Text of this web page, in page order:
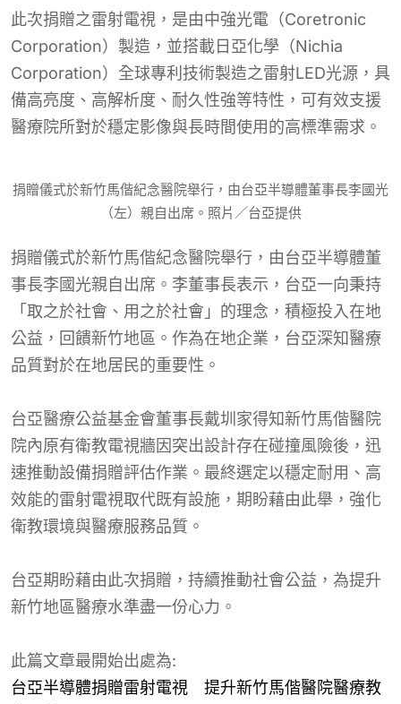
此次捐贈之雷射電視，是由中強光電（Coretronic
Corporation）製造，並搭載日亞化學（Nichia
Corporation）全球專利技術製造之雷射LED光源，具
備高亮度、高解析度、耐久性強等特性，可有效支援
醫療院所對於穩定影像與長時間使用的高標準需求。
捐贈儀式於新竹馬偕紀念醫院舉行，由台亞半導體董事長李國光
（左）親自出席。照片／台亞提供
捐贈儀式於新竹馬偕紀念醫院舉行，由台亞半導體董
事長李國光親自出席。李董事長表示，台亞一向秉持
「取之於社會、用之於社會」的理念，積極投入在地
公益，回饋新竹地區。作為在地企業，台亞深知醫療
品質對於在地居民的重要性。
台亞醫療公益基金會董事長戴圳家得知新竹馬偕醫院
院內原有衛教電視牆因突出設計存在碰撞風險後，迅
速推動設備捐贈評估作業。最終選定以穩定耐用、高
效能的雷射電視取代既有設施，期盼藉由此舉，強化
衛教環境與醫療服務品質。
台亞期盼藉由此次捐贈，持續推動社會公益，為提升
新竹地區醫療水準盡一份心力。
此篇文章最開始出處為:
台亞半導體捐贈雷射電視 提升新竹馬偕醫院醫療教